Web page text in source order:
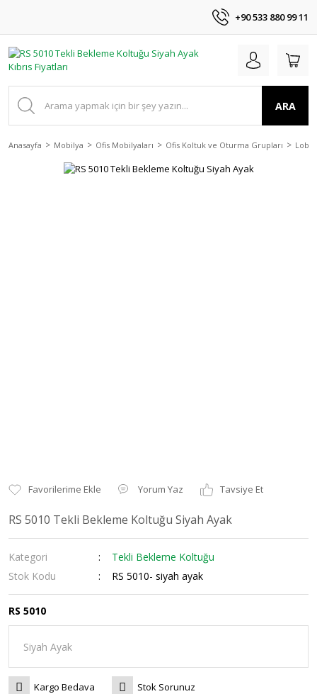
+90 533 880 99 11
ARA
Anasayfa Mobilya Ofis Mobilyaları Ofis Koltuk ve Oturma Grupları Lobi
Yorum Yaz Tavsiye Et
RS 5010 Tekli Bekleme Koltuğu Siyah Ayak
Kategori
Tekli Bekleme Koltuğu
Stok Kodu
RS 5010- siyah ayak
RS 5010
Kargo Bedava Stok Sorunuz